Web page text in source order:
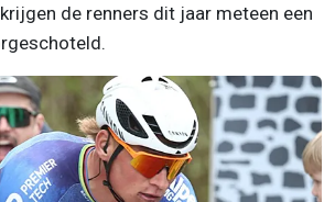
de renners dit jaar meteen een